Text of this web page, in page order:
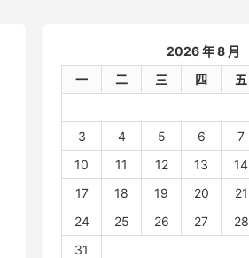
2026 年 8 月
一
二 三 四 五
3
4 5 6 7
10
11 12 13 14
17
18 19 20 21
24
25 26 27 28
31